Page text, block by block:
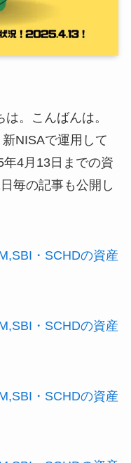
。こんばんは。
NISAで運用して
4月13日までの資
毎の記事も公開し
・SCHDの資産
・SCHDの資産
・SCHDの資産